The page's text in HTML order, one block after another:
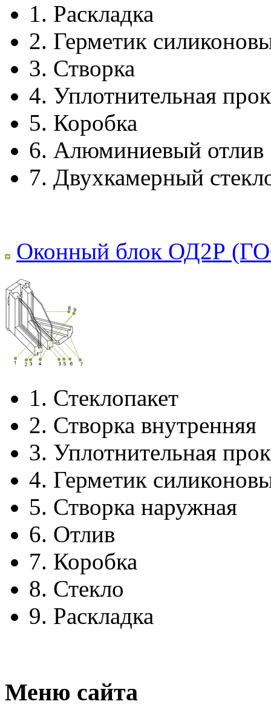
1. Раскладка
2. Герметик
3. Створка
4. Уплотнительная
5. Коробка
6. Алюминиевый отлив
7. Двухкамерный
Оконный блок ОД2Р
1. Стеклопакет
2. Створка внутренняя
3. Уплотнительная
4. Герметик
5. Створка наружная
6. Отлив
7. Коробка
8. Стекло
9. Раскладка
Меню сайта